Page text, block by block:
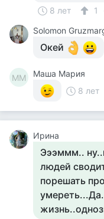
8 лет
1
Solomon
Окей
ММ
Маша Мария
8 лет
Ирина
Эээммм..
людей
порешать